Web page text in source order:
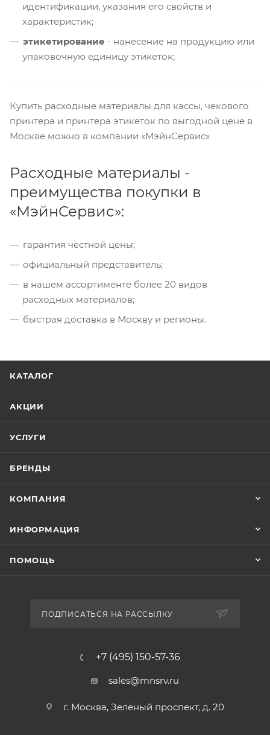
идентификации, указания его свойств и
характеристик;
этикетирование - нанесение на продукцию или
упаковочную единицу этикеток;
Купить расходные материалы для кассы, чекового
принтера и принтера этикеток по выгодной цене в
Москве можно в компании «МэйнСервис»
Расходные материалы -
преимущества покупки в
«МэйнСервис»:
гарантия честной цены;
официальный представитель;
в нашем ассортименте более 20 видов
расходных материалов;
быстрая доставка в Москву и регионы.
КАТАЛОГ
АКЦИИ
УСЛУГИ
БРЕНДЫ
КОМПАНИЯ
ИНФОРМАЦИЯ
ПОМОЩЬ
ПОДПИСАТЬСЯ НА РАССЫЛКУ
+7 (495) 150-57-36
sales@mnsrv.ru
г. Москва, Зелёный проспект, д. 20